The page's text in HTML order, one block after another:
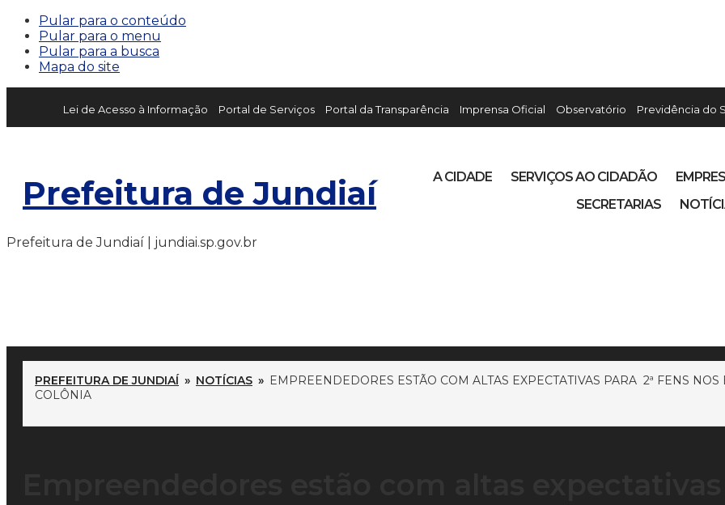
Pular para o conteúdo
Pular para o menu
Pular para a busca
Mapa do site
Lei de Acesso à Informação Portal de Serviços Portal da Transparência Imprensa Oficial Observatório Previdência do
Prefeitura de Jundiaí A CIDADE SERVIÇOS AO CIDADÃO
SECRETARIAS
Prefeitura de Jundiaí | jundiai.sp.gov.br
PREFEITURA DE JUNDIAÍ » NOTÍCIAS » EMPREENDEDORES ESTÃO COM ALTAS EXPECTATIVAS PARA 2ª FENS NOS
COLÔNIA